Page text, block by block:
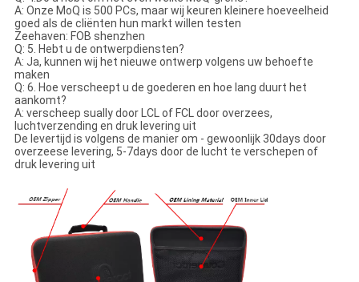
A: Onze MoQ is 500 PCs, maar wij keuren kleinere hoeveelheid
goed als de cliënten hun markt willen testen
Zeehaven: FOB shenzhen
Q: 5. Hebt u de ontwerpdiensten?
A: Ja, kunnen wij het nieuwe ontwerp volgens uw behoefte
maken
Q: 6. Hoe verscheept u de goederen en hoe lang duurt het
aankomt?
A: verscheep sually door LCL of FCL door overzees,
luchtverzending en druk levering uit
De levertijd is volgens de manier om - gewoonlijk 30days door
overzeese levering, 5-7days door de lucht te verschepen of
druk levering uit